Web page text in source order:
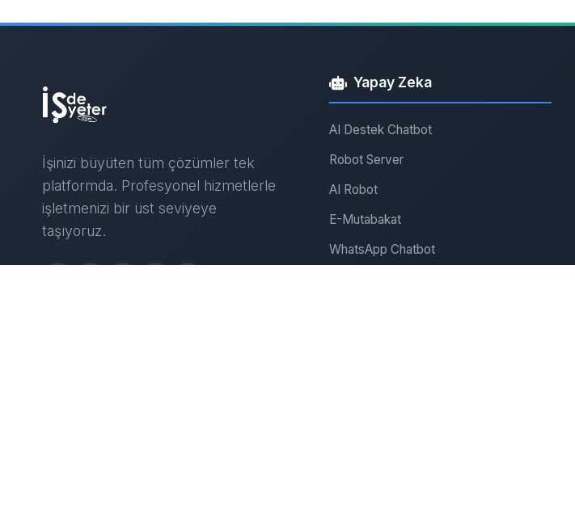
İşinizi büyüten tüm çözümler tek
platformda. Profesyonel hizmetlerle
işletmenizi bir üst seviyeye
taşıyoruz.
Yapay Zeka
AI Destek Chatbot
Robot Server
AI Robot
E-Mutabakat
WhatsApp Chatbot